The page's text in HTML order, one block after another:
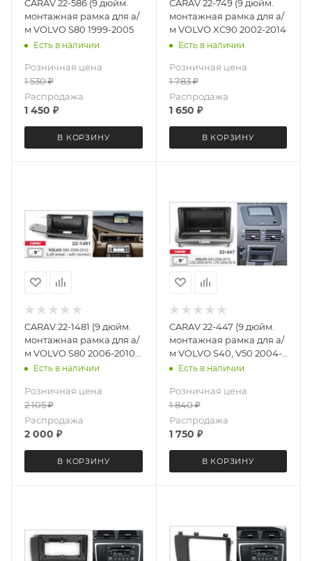
CARAV 22-586 (9 дюйм.
монтажная рамка для а/
м VOLVO S80 1999-2005
Есть в наличии
Розничная цена
1 530₽
Распродажа
1 450 ₽
В КОРЗИНУ
CARAV 22-749 (9 дюйм.
монтажная рамка для а/
м VOLVO XC90 2002-2014
Есть в наличии
Розничная цена
1 783₽
Распродажа
1 650 ₽
В КОРЗИНУ
CARAV 22-1481 (9 дюйм.
монтажная рамка для а/
м VOLVO S80 2006-2010
(руль слева с экраном)
Есть в наличии
Розничная цена
2 105₽
Распродажа
2 000 ₽
В КОРЗИНУ
CARAV 22-447 (9 дюйм.
монтажная рамка для а/
м VOLVO S40, V50 2004-
2012; C30, C70 2006-2013)
Есть в наличии
Розничная цена
1 840₽
Распродажа
1 750 ₽
В КОРЗИНУ